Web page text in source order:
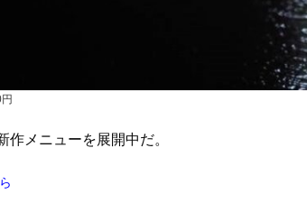
メニューを展開中だ。